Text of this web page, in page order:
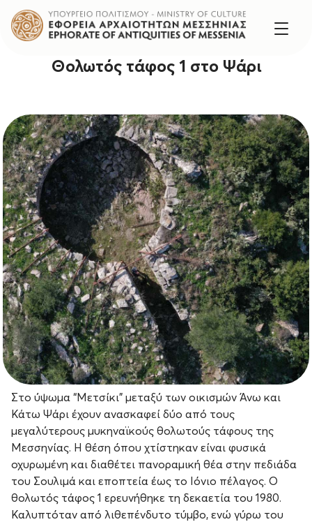
Θολωτός τάφος 1 στο Ψάρι
Στο ύψωμα “Μετσίκι” μεταξύ των οικισμών Άνω και
Κάτω Ψάρι έχουν ανασκαφεί δύο από τους
μεγαλύτερους μυκηναϊκούς θολωτούς τάφους της
Μεσσηνίας. Η θέση όπου χτίστηκαν είναι φυσικά
οχυρωμένη και διαθέτει πανοραμική θέα στην πεδιάδα
του Σουλιμά και εποπτεία έως το Ιόνιο πέλαγος. Ο
θολωτός τάφος 1 ερευνήθηκε τη δεκαετία του 1980.
Καλυπτόταν από λιθεπένδυτο τύμβο, ενώ γύρω του